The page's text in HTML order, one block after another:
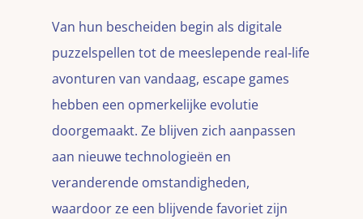
Van hun bescheiden begin als digitale
puzzelspellen tot de meeslepende real-life
avonturen van vandaag, escape games
hebben een opmerkelijke evolutie
doorgemaakt. Ze blijven zich aanpassen
aan nieuwe technologieën en
veranderende omstandigheden,
waardoor ze een blijvende favoriet zijn